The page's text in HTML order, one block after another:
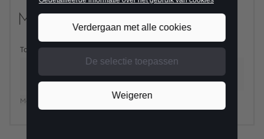
MOTOR
Totaal excl. BTW
Brandstof Top snelheid Vermogen
Meer details